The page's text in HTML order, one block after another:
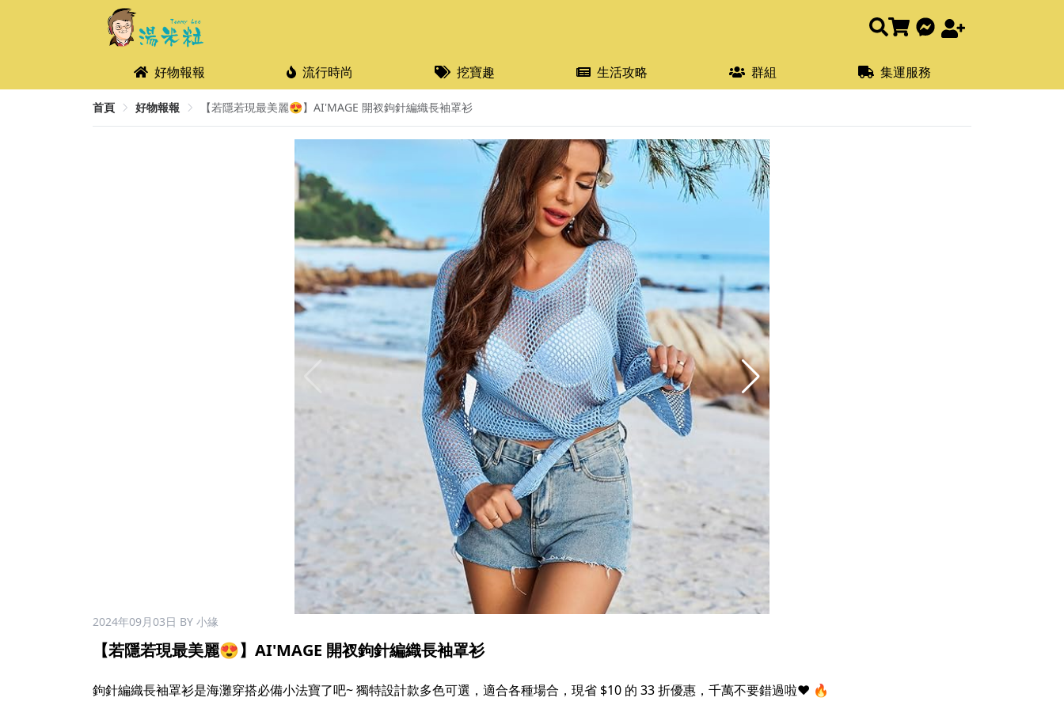
好物報報 流行時尚 挖寶趣 生活攻略 群組 集運服務
首頁 好物報報 【若隱若現最美麗😍】AI'MAGE 開衩鉤針編織長袖罩衫
2024年09月03日 BY 小緣
【若隱若現最美麗😍】AI'MAGE 開衩鉤針編織長袖罩衫
鉤針編織長袖罩衫是海灘穿搭必備小法寶了吧~ 獨特設計款多色可選，適合各種場合，現省 $10 的 33 折優惠，千萬不要錯過啦❤️ 🔥